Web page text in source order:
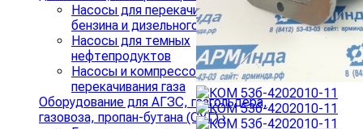
Насосы для перекачивания
бензина и дизельного топлива
Насосы для темных
нефтепродуктов
Насосы и компрессоры для
перекачивания газа
Оборудование для АГЗС, газгольдера,
газовоза, пропан-бутана (СУГ)›